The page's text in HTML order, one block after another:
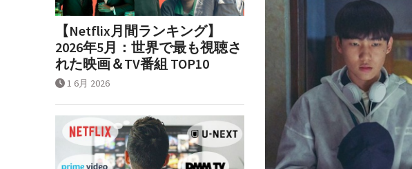
【Netflix月間ランキング】
2026年5月：世界で最も視聴さ
れた映画＆TV番組 TOP10
1 6月 2026